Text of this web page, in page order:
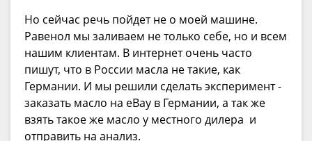
Но сейчас речь пойдет не о моей машине.
Равенол мы заливаем не только себе, но и всем
нашим клиентам. В интернет очень часто
пишут, что в России масла не такие, как
Германии. И мы решили сделать эксперимент -
заказать масло на eBay в Германии, а так же
взять такое же масло у местного дилера и
отправить на анализ.